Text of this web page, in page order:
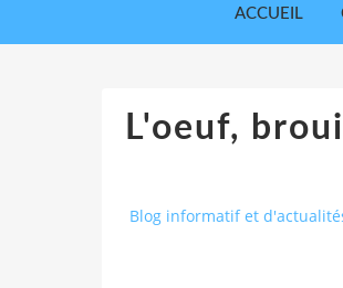
ACCUEIL
L'oeuf,
Blog informatif et